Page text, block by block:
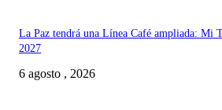
La Paz tendrá una Línea Café ampliada: Mi
2027
6 agosto , 2026